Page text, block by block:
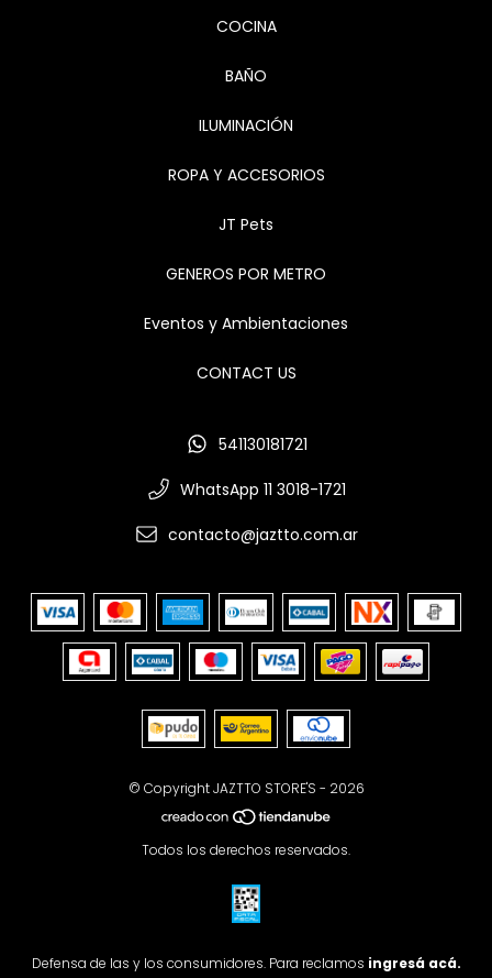
COCINA
BAÑO
ILUMINACIÓN
ROPA Y ACCESORIOS
JT Pets
GENEROS POR METRO
Eventos y Ambientaciones
CONTACT US
541130181721
WhatsApp 11 3018-1721
contacto@jaztto.com.ar
© Copyright JAZTTO STORE'S - 2026
Todos los derechos reservados.
Defensa de las y los consumidores. Para reclamos ingresá acá.